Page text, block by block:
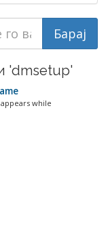
'dmsetup'
while